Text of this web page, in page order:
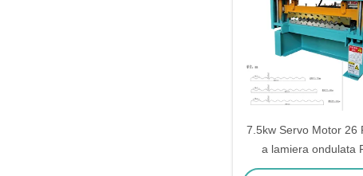
7.5kw Servo Motor 26
a lamiera ondulata